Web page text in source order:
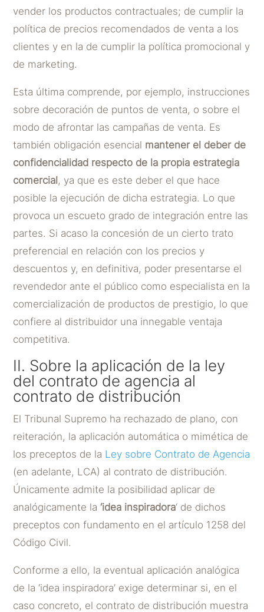
vender los productos contractuales; de cumplir la
política de precios recomendados de venta a los
clientes y en la de cumplir la política promocional y
de marketing.
Esta última comprende, por ejemplo, instrucciones
sobre decoración de puntos de venta, o sobre el
modo de afrontar las campañas de venta. Es
también obligación esencial mantener el deber de
confidencialidad respecto de la propia estrategia
comercial, ya que es este deber el que hace
posible la ejecución de dicha estrategia. Lo que
provoca un escueto grado de integración entre las
partes. Si acaso la concesión de un cierto trato
preferencial en relación con los precios y
descuentos y, en definitiva, poder presentarse el
revendedor ante el público como especialista en la
comercialización de productos de prestigio, lo que
confiere al distribuidor una innegable ventaja
competitiva.
II. Sobre la aplicación de la ley
del contrato de agencia al
contrato de distribución
El Tribunal Supremo ha rechazado de plano, con
reiteración, la aplicación automática o mimética de
los preceptos de la Ley sobre Contrato de Agencia
(en adelante, LCA) al contrato de distribución.
Únicamente admite la posibilidad aplicar de
analógicamente la‘idea inspiradora‘ de dichos
preceptos con fundamento en el artículo 1258 del
Código Civil.
Conforme a ello, la eventual aplicación analógica
de la ‘idea inspiradora’ exige determinar si, en el
caso concreto, el contrato de distribución muestra